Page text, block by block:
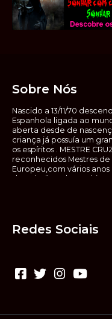
Sobre Nós
Nascido a 13/11/70
Espanhola ligada ao
aberta desde de
criança já possuía um
os espíritos . MESTRE
reconhecidos Mestres de
Europeu,com vários
de trabalhos de
não o faça sem
poderão causar danos.
(médium) conhecedor,
Redes Sociais